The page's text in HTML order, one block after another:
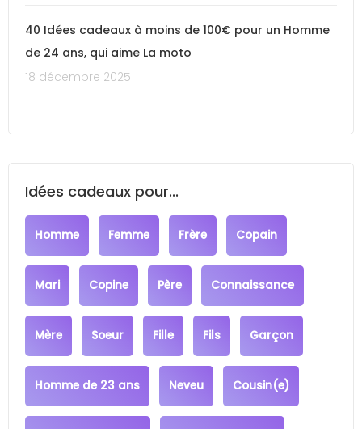
40 Idées cadeaux à moins de 100€ pour un Homme
de 24 ans, qui aime La moto
18 décembre 2025
Idées cadeaux pour...
Homme Femme Frère Copain
Mari Copine Père Connaissance
Mère Soeur Fille Fils Garçon
Homme de 23 ans Neveu Cousin(e)